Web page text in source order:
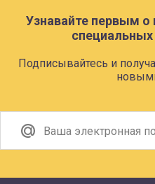
Узнавайте первым о
Подписывайтесь и